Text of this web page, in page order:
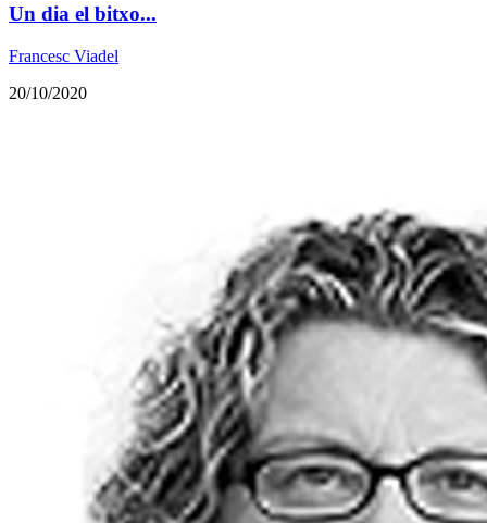
Un dia el bitxo...
Francesc Viadel
20/10/2020